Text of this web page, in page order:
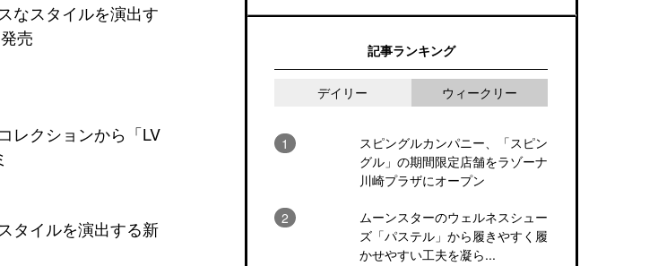
なスタイルを演出す
売
レクションから「LV
タイルを演出する新
記事ランキング
デイリー ウィークリー
スピングルカンパニー、「スピン
グル」の期間限定店舗をラゾーナ
川崎プラザにオープン
ムーンスターのウェルネスシュー
ズ「パステル」から履きやすく履
かせやすい工夫を凝ら...